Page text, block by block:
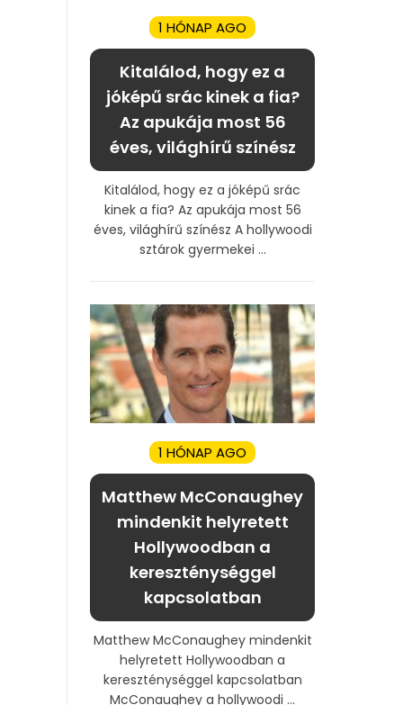
1 HÓNAP AGO
Kitalálod, hogy ez a
jóképű srác kinek a fia?
Az apukája most 56
éves, világhírű színész
Kitalálod, hogy ez a jóképű srác
kinek a fia? Az apukája most 56
éves, világhírű színész A hollywoodi
sztárok gyermekei ...
1 HÓNAP AGO
Matthew McConaughey
mindenkit helyretett
Hollywoodban a
kereszténységgel
kapcsolatban
Matthew McConaughey mindenkit
helyretett Hollywoodban a
kereszténységgel kapcsolatban
McConaughey a hollywoodi ...